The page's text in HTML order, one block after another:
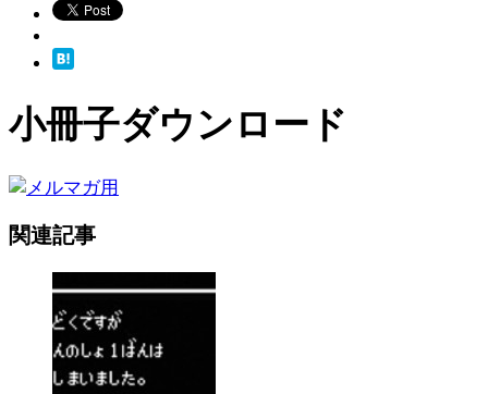
小冊子ダウンロード
関連記事